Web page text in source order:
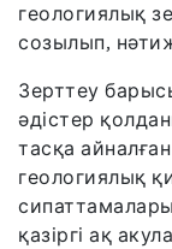
геологиялық
созылып,
Зерттеу
әдістер
тасқа
геологиялық
қазіргі ақ